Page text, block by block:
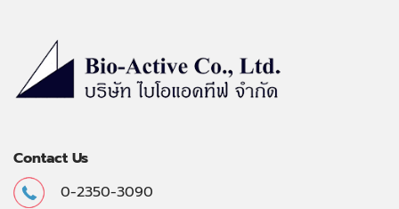
Contact Us
0-2350-3090